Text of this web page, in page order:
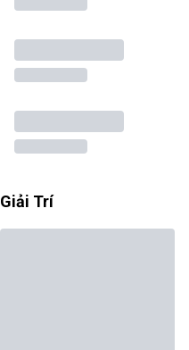
Giải Trí